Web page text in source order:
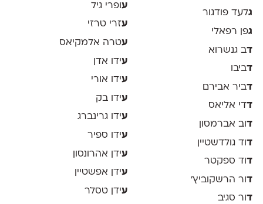
גלעד פודגור
גפן רפאלי
דב גנשרוא
דביבו
דביר אבירם
דדי אליאס
דוב אברמסון
דוד גולדשטיין
דוד ספקטר
דור הרשקוביץ׳
דור סגיב
ע ופרי גיל
עזרי טרזי
עטרה אלמקיאס
עידו אדן
עידו אורי
עידו בק
עידו גרינברג
עידו ספיר
עידן אהרונסון
עידן אפשטיין
עידן טסלר